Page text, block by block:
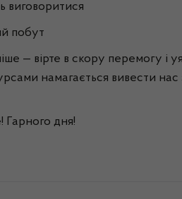
виговоритися
побут
— вірте в скору перемогу і
намагається вивести нас
Гарного дня!